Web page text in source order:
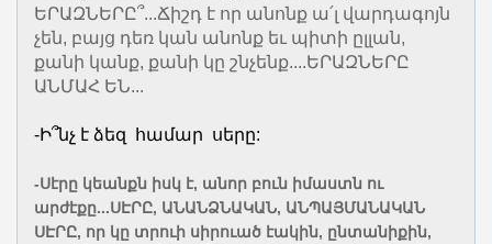
ԵՐԱԶՆԵՐԸ՞...Ճիշդ է որ անոնք ա՛լ վարդագոյն
չեն, բայց դեռ կան անոնք եւ պիտի ըլլան,
քանի կանք, քանի կը շնչենք....ԵՐԱԶՆԵՐԸ
ԱՆՄԱՀ ԵՆ...
-Ի՞նչ է ձեզ համար սերը:
-Սէրը կեանքն իսկ է, անոր բուն իմաստն ու
արժէքը...ՍԷՐԸ, ԱՆԱՆՁՆԱԿԱՆ, ԱՆՊԱՅՄԱՆԱԿԱՆ
ՍԷՐԸ, որ կը տրուի սիրուած էակին, ընտանիքին,